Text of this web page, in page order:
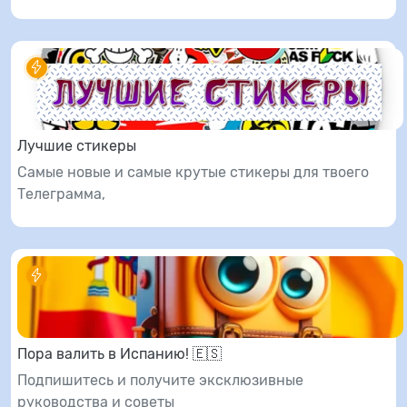
Лучшие стикеры
Самые новые и самые крутые стикеры для твоего
Телеграмма,
Пора валить в Испанию! 🇪🇸
Подпишитесь и получите эксклюзивные
руководства и советы